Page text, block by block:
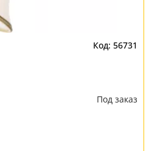
56731
Под заказ